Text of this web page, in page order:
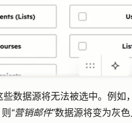
数据源将无法被选中。例如
“营销邮件”数据源将变为灰色